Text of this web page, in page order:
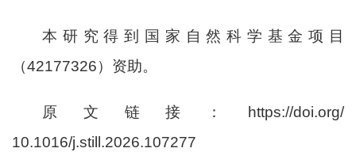
本 研究得到
国家自然科学基金项目
（42177326）资助。
原文链接：
https://doi.org/
10.1016/j.still.2026.107277